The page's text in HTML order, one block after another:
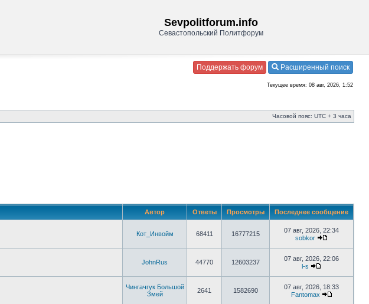
Sevpolitforum.info
Севастопольский Политфорум
Поддержать форум Расширенный поиск
Текущее время: 08 авг, 2026, 1:52
Часовой пояс: UTC + 3 часа
Автор Ответы Просмотры Последнее сообщение
Кот_Инвойм 68411 16777215
07 авг, 2026, 22:34
sobkor
JohnRus 44770 12603237
07 авг, 2026, 22:06
l-s
Чингачгук Большой
Змей
2641 1582690
07 авг, 2026, 18:33
Fantomax